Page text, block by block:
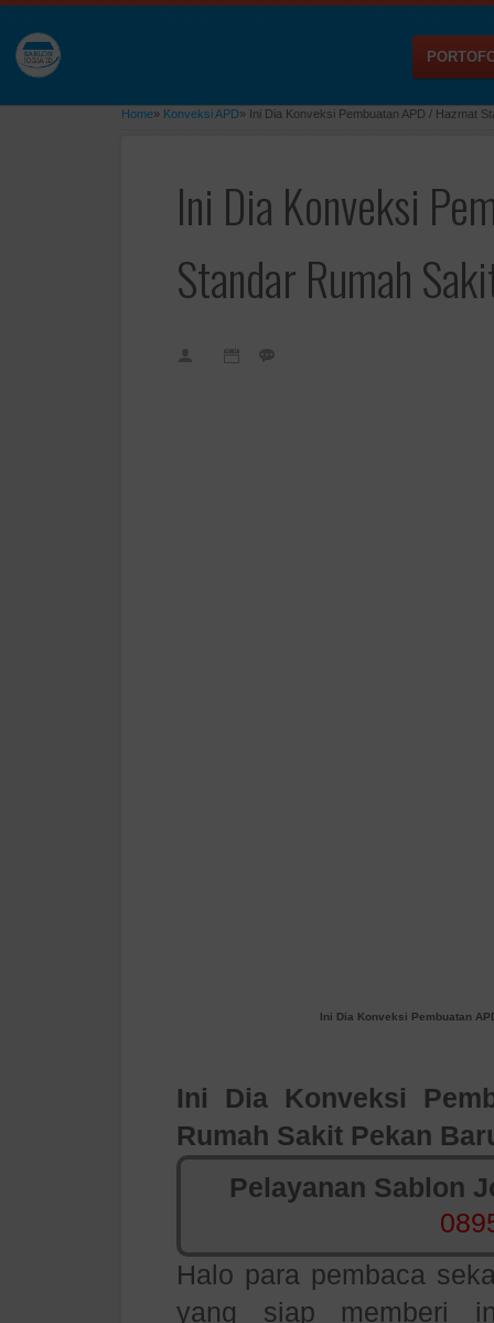
Home» Konveksi APD» Ini Dia Konveksi Pembuatan APD / Hazmat
Ini Dia Konveksi
Standar Rumah
Ini Dia Konveksi Pembuatan
Ini Dia Konveksi
Rumah Sakit Pekan
Pelayanan Sablon
Halo para pembaca
yang siap memberi